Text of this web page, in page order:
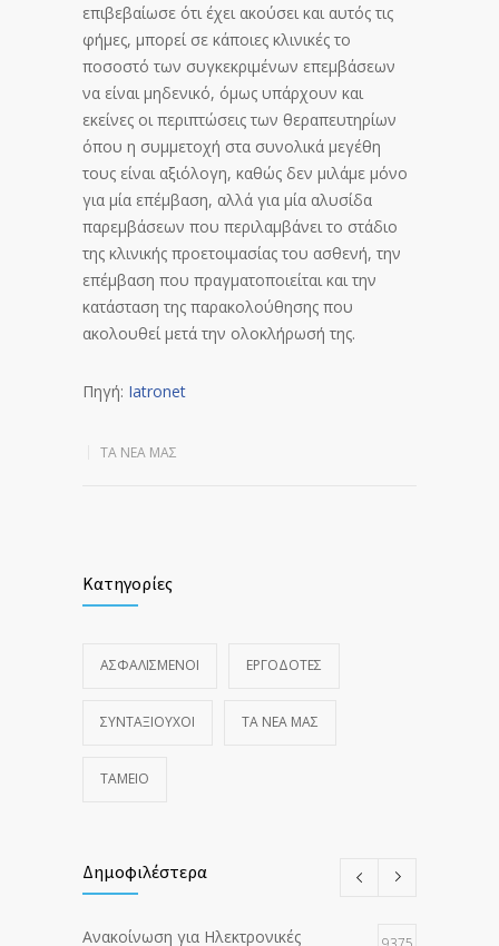
επιβεβαίωσε ότι έχει ακούσει και αυτός τις
φήμες, μπορεί σε κάποιες κλινικές το
ποσοστό των συγκεκριμένων επεμβάσεων
να είναι μηδενικό, όμως υπάρχουν και
εκείνες οι περιπτώσεις των θεραπευτηρίων
όπου η συμμετοχή στα συνολικά μεγέθη
τους είναι αξιόλογη, καθώς δεν μιλάμε μόνο
για μία επέμβαση, αλλά για μία αλυσίδα
παρεμβάσεων που περιλαμβάνει το στάδιο
της κλινικής προετοιμασίας του ασθενή, την
επέμβαση που πραγματοποιείται και την
κατάσταση της παρακολούθησης που
ακολουθεί μετά την ολοκλήρωσή της.
Πηγή: Iatronet
ΤΑ ΝΈΑ ΜΑΣ
Κατηγορίες
ΑΣΦΑΛΙΣΜΕΝΟΙ ΕΡΓΟΔΟΤΕΣ
ΣΥΝΤΑΞΙΟΥΧΟΙ ΤΑ ΝΈΑ ΜΑΣ
ΤΑΜΕΙΟ
Δημοφιλέστερα
Ανακοίνωση για Ηλεκτρονικές